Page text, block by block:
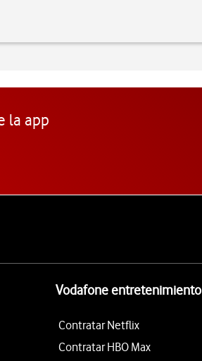
la app
Vodafone entretenimiento
Contratar Netflix
Contratar HBO Max